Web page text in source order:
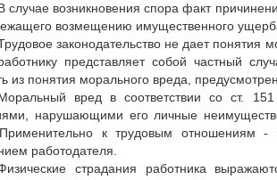
случае возникновения спора факт
возмещению имущественного
законодательство не дает понятия
представляет собой частный
из понятия морального вреда,
вред в соответствии со ст.
нарушающими его личные
к трудовым отношениям -
работодателя.
страдания работника